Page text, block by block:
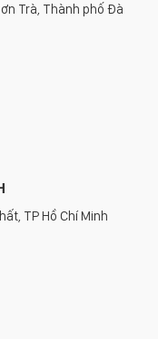
Trà, Thành phố Đà
TP Hồ Chí Minh